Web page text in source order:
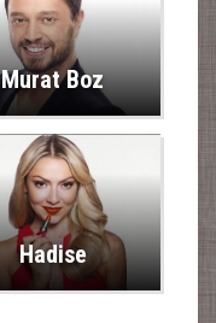
Murat Boz
Hadise